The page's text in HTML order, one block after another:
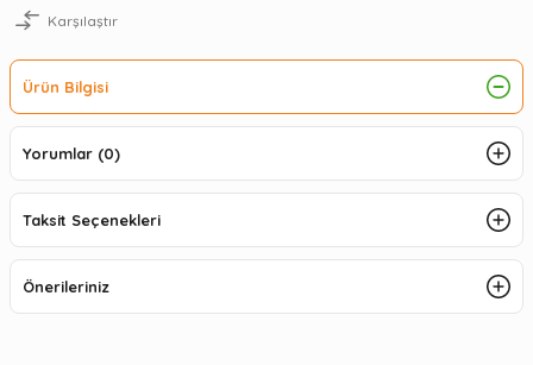
Karşılaştır
Ürün Bilgisi
Yorumlar (0)
Taksit Seçenekleri
Önerileriniz